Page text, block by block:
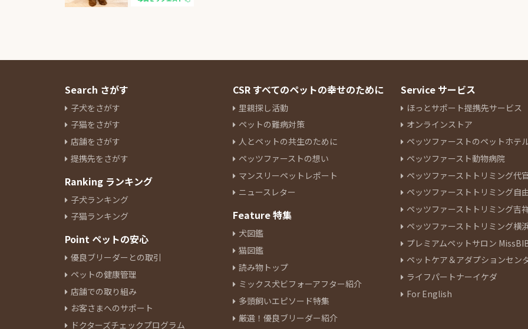
Search さがす
子犬をさがす
子猫をさがす
店舗をさがす
提携先をさがす
Ranking ランキング
子犬ランキング
子猫ランキング
Point ペットの安心
優良ブリーダーとの取引
ペットの健康管理
店舗での取り組み
お客さまへのサポート
ドクターズチェックプログラム
CSR すべてのペットの幸せのために
里親探し活動
ペットの難病対策
人とペットの共生のために
ペッツファーストの想い
マンスリーペットレポート
ニュースレター
Feature 特集
犬図鑑
猫図鑑
読み物トップ
ミックス犬ビフォーアフター紹介
多頭飼いエピソード特集
厳選！優良ブリーダー紹介
Service サービス
ほっとサポート提携先サービス
オンラインストア
ペッツファーストのペットホテ
ペッツファースト動物病院
ペッツファーストトリミング代
ペッツファーストトリミング自
ペッツファーストトリミング吉
ペッツファーストトリミング横
プレミアムペットサロン
ペットケア＆アダプションセン
ライフパートナーイケダ
For English